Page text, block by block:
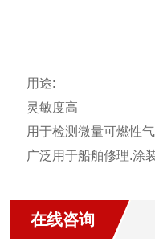
用途:
灵敏度高
用于检测微量可燃性
广泛用于船舶修理.涂
在线咨询